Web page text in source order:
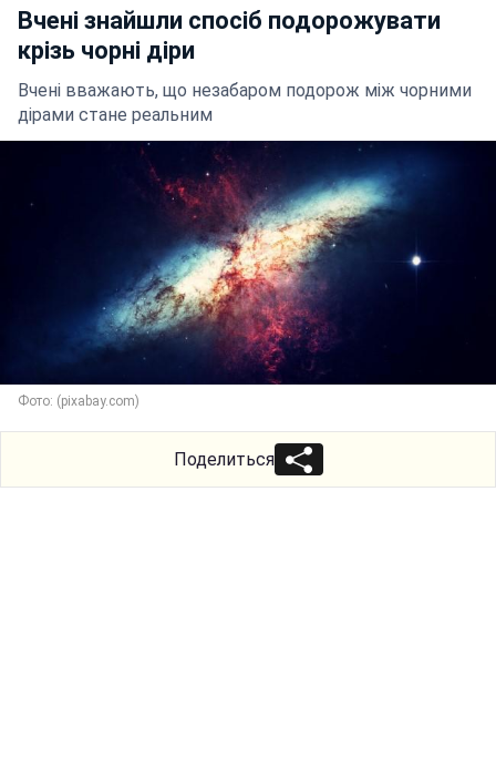
Вчені знайшли спосіб подорожувати
крізь чорні діри
Вчені вважають, що незабаром подорож між чорними
дірами стане реальним
Фото: (pixabay.com)
Поделиться